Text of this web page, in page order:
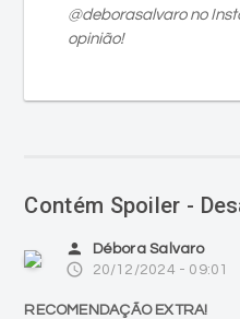
@deborasalvaro no
opinião!
Contém Spoiler -
person Débora Salvaro
access_time 20/12/2024 - 09:01
RECOMENDAÇÃO EXTRA!